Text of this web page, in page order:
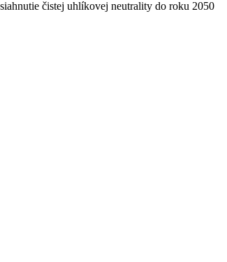
čistej uhlíkovej neutrality do roku 2050